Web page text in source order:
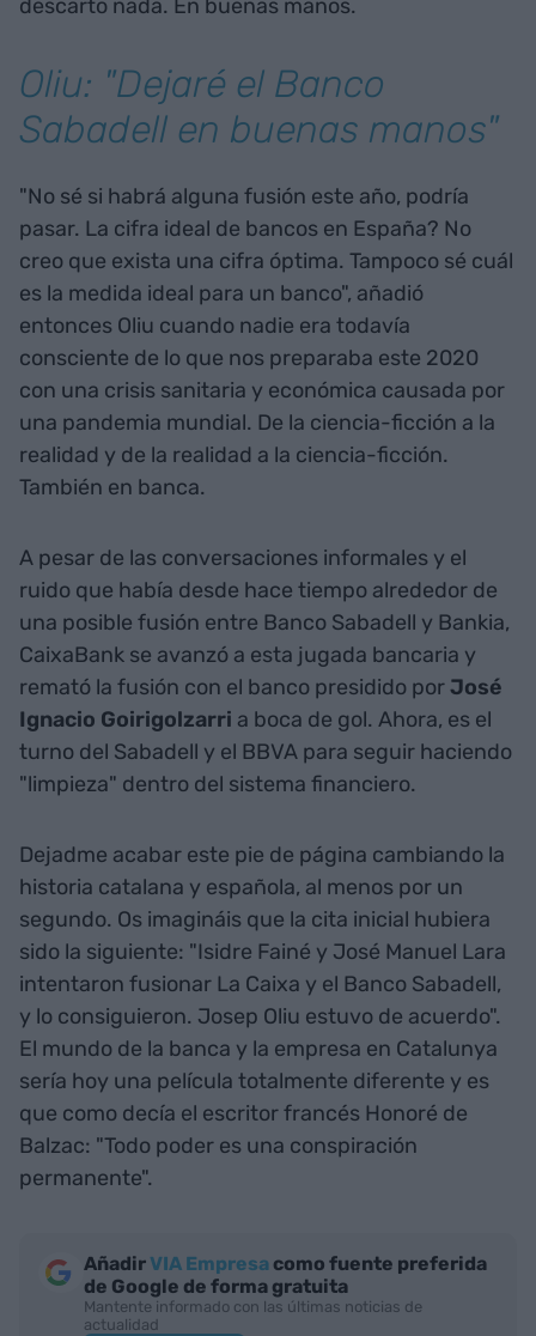
descarto nada. En buenas manos.
Oliu: "Dejaré el Banco
Sabadell en buenas manos"
"No sé si habrá alguna fusión este año, podría
pasar. La cifra ideal de bancos en España? No
creo que exista una cifra óptima. Tampoco sé cuál
es la medida ideal para un banco", añadió
entonces Oliu cuando nadie era todavía
consciente de lo que nos preparaba este 2020
con una crisis sanitaria y económica causada por
una pandemia mundial. De la ciencia-ficción a la
realidad y de la realidad a la ciencia-ficción.
También en banca.
A pesar de las conversaciones informales y el
ruido que había desde hace tiempo alrededor de
una posible fusión entre Banco Sabadell y Bankia,
CaixaBank se avanzó a esta jugada bancaria y
remató la fusión con el banco presidido porJosé
Ignacio Goirigolzarri a boca de gol. Ahora, es el
turno del Sabadell y el BBVA para seguir haciendo
"limpieza" dentro del sistema financiero.
Dejadme acabar este pie de página cambiando la
historia catalana y española, al menos por un
segundo. Os imagináis que la cita inicial hubiera
sido la siguiente: "Isidre Fainé y José Manuel Lara
intentaron fusionar La Caixa y el Banco Sabadell,
y lo consiguieron. Josep Oliu estuvo de acuerdo".
El mundo de la banca y la empresa en Catalunya
sería hoy una película totalmente diferente y es
que como decía el escritor francés Honoré de
Balzac: "Todo poder es una conspiración
permanente".
AñadirVIA Empresa como fuente preferida
de Google de forma gratuita
Mantente informado con las últimas noticias de
actualidad